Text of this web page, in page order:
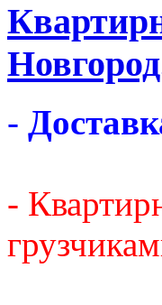
-
-